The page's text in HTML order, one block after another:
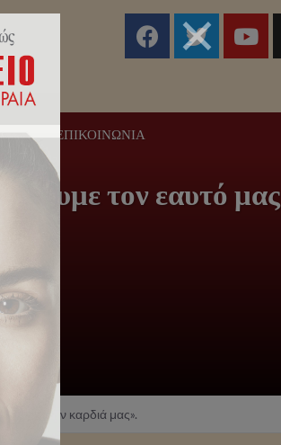
ΕΠΙΚΟΙΝΩΝΊΑ
τον εαυτό μας
στην καρδιά μας».